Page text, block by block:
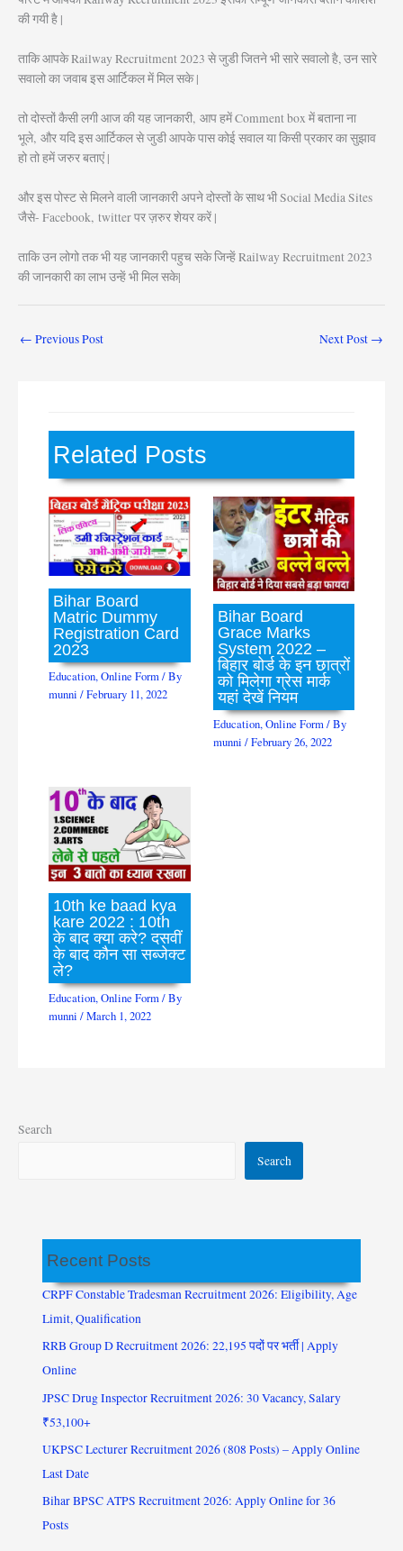
की गयी है |
ताकि आपके Railway Recruitment 2023 से जुडी जितने भी सारे सवालो है, उन सारे
सवालो का जवाब इस आर्टिकल में मिल सके |
तो दोस्तों कैसी लगी आज की यह जानकारी, आप हमें Comment box में बताना ना
भूले, और यदि इस आर्टिकल से जुडी आपके पास कोई सवाल या किसी प्रकार का सुझाव
हो तो हमें जरुर बताएं |
और इस पोस्ट से मिलने वाली जानकारी अपने दोस्तों के साथ भी Social Media Sites
जैसे- Facebook, twitter पर ज़रुर शेयर करें |
ताकि उन लोगो तक भी यह जानकारी पहुच सके जिन्हें Railway Recruitment 2023
की जानकारी का लाभ उन्हें भी मिल सके|
← Previous Post Next Post →
Related Posts
Bihar Board
Matric Dummy
Registration Card
2023
Education,Online Form/ By
munni/February 11, 2022
Bihar Board
Grace Marks
System 2022 –
बिहार बोर्ड के इन छात्रों
को मिलेगा ग्रेस मार्क
यहां देखें नियम
Education,Online Form/ By
munni /February 26, 2022
10th ke baad kya
kare 2022 : 10th
के बाद क्या करे? दसवीं
के बाद कौन सा सब्जेक्ट
ले?
Education,Online Form/ By
munni/March 1, 2022
Search
Search
Recent Posts
CRPF Constable Tradesman Recruitment 2026: Eligibility, Age
Limit, Qualification
RRB Group D Recruitment 2026: 22,195 पदों पर भर्ती | Apply
Online
JPSC Drug Inspector Recruitment 2026: 30 Vacancy, Salary
₹53,100+
UKPSC Lecturer Recruitment 2026 (808 Posts) – Apply Online
Last Date
Bihar BPSC ATPS Recruitment 2026: Apply Online for 36
Posts